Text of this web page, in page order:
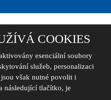
- všechna práva vyhrazena
ReCAPTCHA a platí pro něj
podmínky společnosti Google.
COOKIES
esenciální soubory
služeb, personalizaci
však nutné povolit i
následující tlačítko, je